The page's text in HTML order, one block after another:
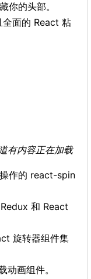
你的头部。
面的 React 粘
有内容正在加载
作的 react-spin
和 React
旋转器组件集
画组件。